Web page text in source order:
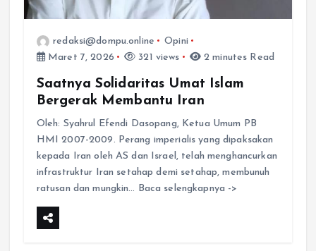
redaksi@dompu.online
Opini
Maret 7, 2026
321 views 2 minutes Read
Saatnya Solidaritas Umat Islam
Bergerak Membantu Iran
Oleh: Syahrul Efendi Dasopang, Ketua Umum PB
HMI 2007-2009. Perang imperialis yang dipaksakan
kepada Iran oleh AS dan Israel, telah menghancurkan
infrastruktur Iran setahap demi setahap, membunuh
ratusan dan mungkin… Baca selengkapnya ->